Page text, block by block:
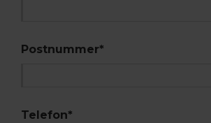
Postnummer*
Telefon*